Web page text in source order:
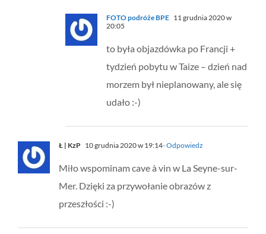
FOTO podróże BPE 11 grudnia 2020 w
20:05
to była objazdówka po Francji +
tydzień pobytu w Taize – dzień nad
morzem był nieplanowany, ale się
udało :-)
Ł | KzP 10 grudnia 2020 w 19:14- Odpowiedz
Miło wspominam cave à vin w La Seyne-sur-
Mer. Dzięki za przywołanie obrazów z
przeszłości :-)